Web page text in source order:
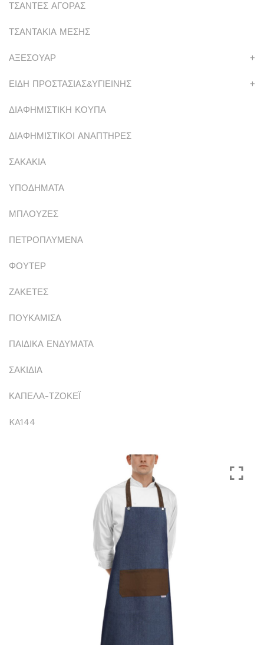
ΤΣΑΝΤΕΣ ΑΓΟΡΑΣ
ΤΣΑΝΤΑΚΙΑ ΜΕΣΗΣ
ΑΞΕΣΟΥΑΡ +
ΕΙΔΗ ΠΡΟΣΤΑΣΙΑΣ&ΥΓΙΕΙΝΗΣ +
ΔΙΑΦΗΜΙΣΤΙΚΗ ΚΟΥΠΑ
ΔΙΑΦΗΜΙΣΤΙΚΟΙ ΑΝΑΠΤΗΡΕΣ
ΣΑΚΑΚΙΑ
ΥΠΟΔΗΜΑΤΑ
ΜΠΛΟΥΖΕΣ
ΠΕΤΡΟΠΛΥΜΕΝΑ
ΦΟΥΤΕΡ
ΖΑΚΕΤΕΣ
ΠΟΥΚΑΜΙΣΑ
ΠΑΙΔΙΚΑ ΕΝΔΥΜΑΤΑ
ΣΑΚΙΔΙΑ
ΚΑΠΕΛΑ-ΤΖΟΚΕΪ
KA144